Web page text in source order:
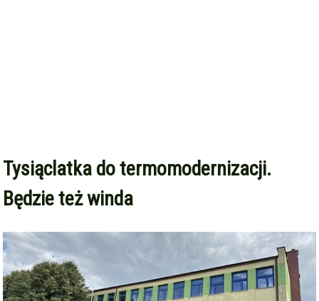
Tysiąclatka do termomodernizacji.
Będzie też winda